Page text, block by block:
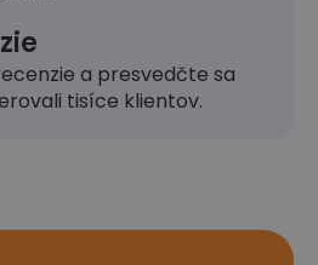
a presvedčte sa
tisíce klientov.